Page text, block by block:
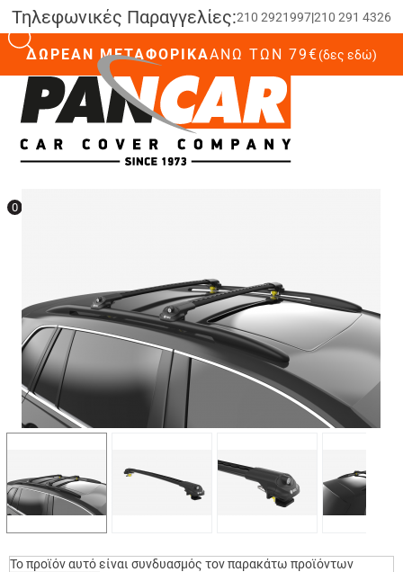
Τηλεφωνικές Παραγγελίες:210 2921997|210 291 4326
ΔΩΡΕΑΝ ΜΕΤΑΦΟΡΙΚΑΆΝΩ ΤΩΝ 79€(δες εδώ)
0
Το προϊόν αυτό είναι συνδυασμός τον παρακάτω προϊόντων